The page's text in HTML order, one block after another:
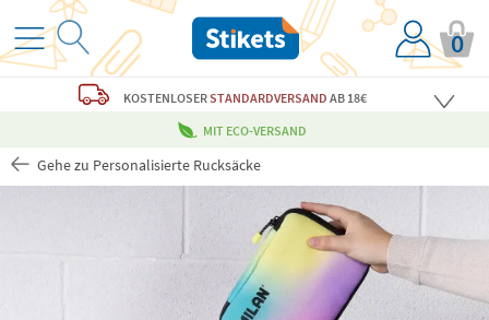
0
KOSTENLOSERSTANDARDVERSAND AB 18€
MIT ECO-VERSAND
Gehe zu Personalisierte Rucksäcke